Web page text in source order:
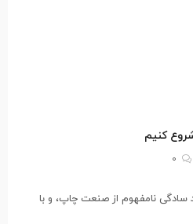
کنیم
۰
سادگی نامفهوم از صنعت چاپ، و با